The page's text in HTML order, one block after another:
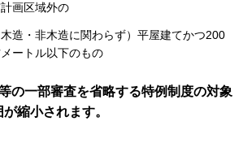
計画区域外の
造・非木造に関わらず）平屋建てかつ200
ートル以下のもの
の一部審査を省略する特例制度の対象
縮小されます。